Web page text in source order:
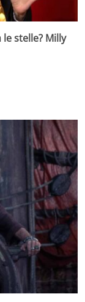
stelle? Milly